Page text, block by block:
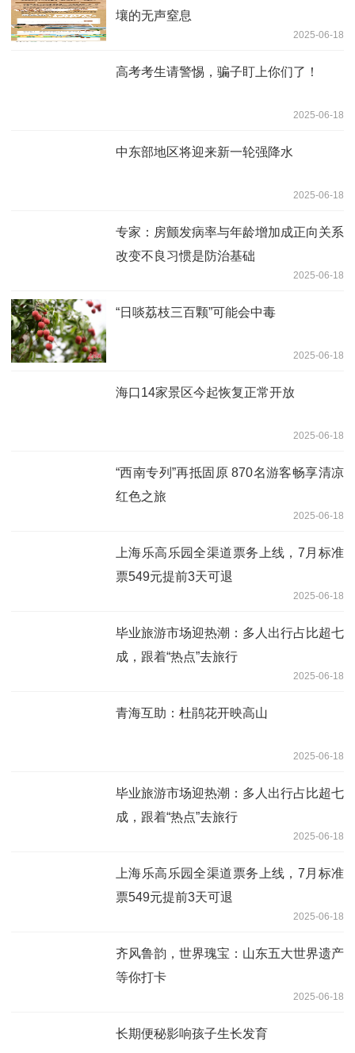
壤的无声窒息
2025-06-18
高考考生请警惕，骗子盯上你们了！
2025-06-18
中东部地区将迎来新一轮强降水
2025-06-18
专家：房颤发病率与年龄增加成正向关系
改变不良习惯是防治基础
2025-06-18
“日啖荔枝三百颗”可能会中毒
2025-06-18
海口14家景区今起恢复正常开放
2025-06-18
“西南专列”再抵固原 870名游客畅享清凉
红色之旅
2025-06-18
上海乐高乐园全渠道票务上线，7月标准
票549元提前3天可退
2025-06-18
毕业旅游市场迎热潮：多人出行占比超七
成，跟着“热点”去旅行
2025-06-18
青海互助：杜鹃花开映高山
2025-06-18
毕业旅游市场迎热潮：多人出行占比超七
成，跟着“热点”去旅行
2025-06-18
上海乐高乐园全渠道票务上线，7月标准
票549元提前3天可退
2025-06-18
齐风鲁韵，世界瑰宝：山东五大世界遗产
等你打卡
2025-06-18
长期便秘影响孩子生长发育